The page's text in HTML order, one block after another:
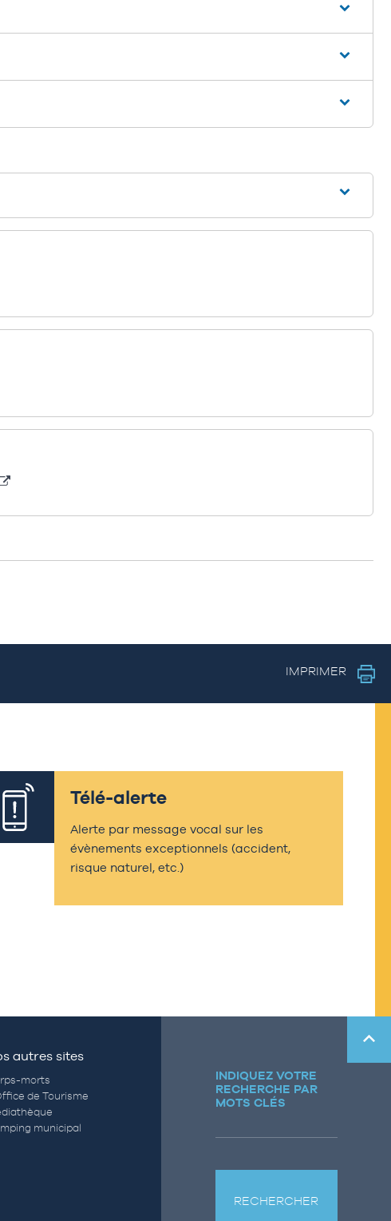
IMPRIMER
Télé-alerte
Alerte par message vocal sur les
évènements exceptionnels (accident,
risque naturel, etc.)
autres sites
morts
de Tourisme
municipal
INDIQUEZ VOTRE
RECHERCHE PAR
MOTS CLÉS
RECHERCHER